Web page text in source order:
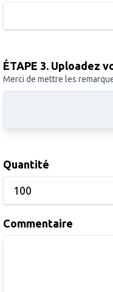
ÉTAPE 3. Uploadez
Merci de mettre les
Quantité
Commentaire